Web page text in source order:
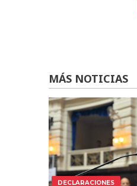
MÁS NOTICIAS
DECLARACIONES